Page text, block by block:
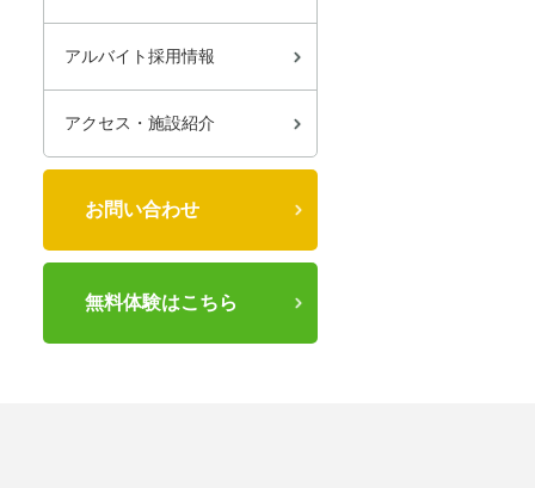
アルバイト採用情報
アクセス・施設紹介
お問い合わせ
無料体験はこちら